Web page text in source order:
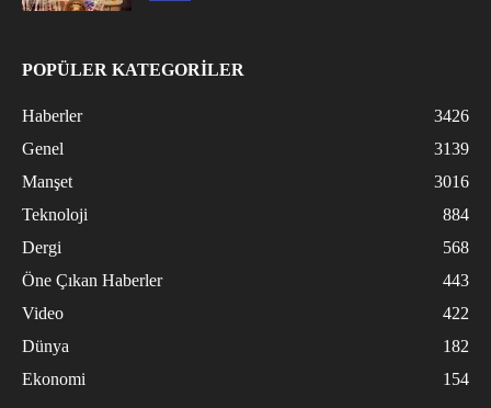
POPÜLER KATEGORİLER
Haberler
3426
Genel
3139
Manşet
3016
Teknoloji
884
Dergi
568
Öne Çıkan Haberler
443
Video
422
Dünya
182
Ekonomi
154